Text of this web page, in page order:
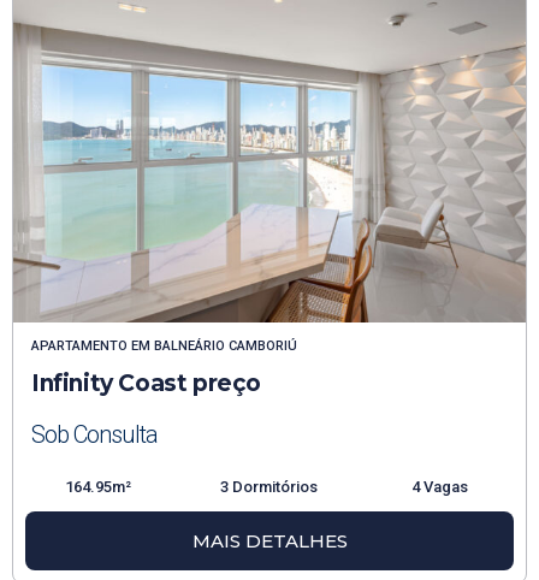
APARTAMENTO EM BALNEÁRIO CAMBORIÚ
Infinity Coast preço
Sob Consulta
164.95m² 3 Dormitórios 4 Vagas
MAIS DETALHES